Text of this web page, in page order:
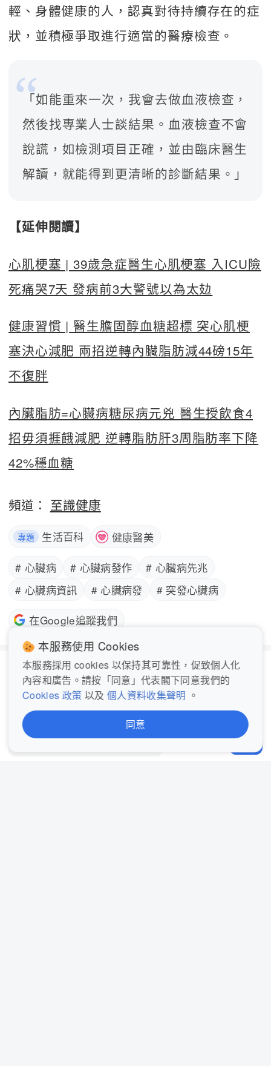
輕、身體健康的人，認真對待持續存在的症
狀，並積極爭取進行適當的醫療檢查。
「如能重來一次，我會去做血液檢查，
然後找專業人士談結果。血液檢查不會
說謊，如檢測項目正確，並由臨床醫生
解讀，就能得到更清晰的診斷結果。」
【延伸閱讀】
心肌梗塞 | 39歲急症醫生心肌梗塞 入ICU險
死痛哭7天 發病前3大警號以為太攰
健康習慣 | 醫生膽固醇血糖超標 突心肌梗
塞決心減肥 兩招逆轉內臟脂肪減44磅15年
不復胖
內臟脂肪=心臟病糖尿病元兇 醫生授飲食4
招毋須捱餓減肥 逆轉脂肪肝3周脂肪率下降
42%穩血糖
頻道： 至識健康
專題 生活百科 健康醫美
# 心臟病 # 心臟病發作
# 心臟病先兆
# 心臟病資訊
# 心臟病發 # 突發心臟病
在Google追蹤我們
評論
本服務使用 Cookies
本服務採用 cookies 以保持其可靠性，促致個人化
內容和廣告。請按「同意」代表閣下同意我們的
Cookies 政策 以及 個人資料收集聲明 。
同意